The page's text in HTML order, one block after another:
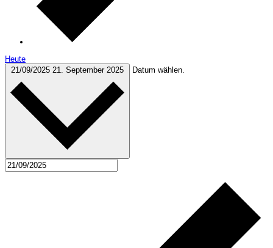
Heute
21/09/2025 21. September 2025 Datum wählen.